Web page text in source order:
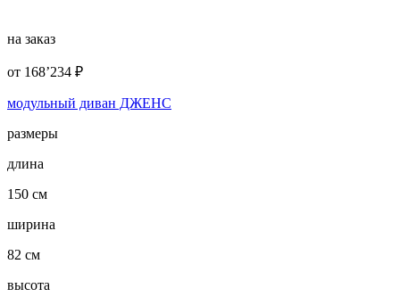
на заказ
от 168’234 ₽
модульный диван ДЖЕНС
размеры
длина
150 см
ширина
82 см
высота